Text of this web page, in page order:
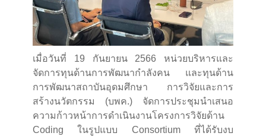
เมื่อวันที่ 19 กันยายน 2566 หน่วยบริหารและ
จัดการทุนด้านการพัฒนากำลังคน และทุนด้าน
การพัฒนาสถาบันอุดมศึกษา การวิจัยและการ
สร้างนวัตกรรม (บพค.) จัดการประชุมนำเสนอ
ความก้าวหน้าการดำเนินงานโครงการวิจัยด้าน
Coding ในรูปแบบ Consortium ที่ได้รับงบ